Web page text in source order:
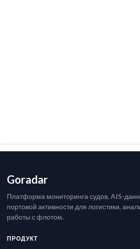
Goradar
Платформа мониторинга судов, AIS-
портовой активности для логистики,
работы с флотом.
ПРОДУКТ